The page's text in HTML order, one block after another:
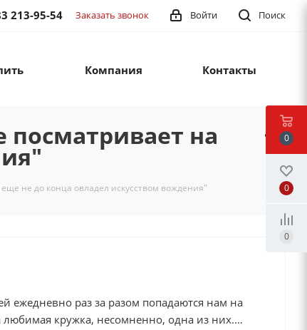
Поиск
Войти
213-95-54 Заказать звонок
Компания Контакты
на
не до конца овладел искусством вождения"
ежедневно раз за разом попадаются нам на
любимая кружка, несомненно, одна из них.
0
0
0